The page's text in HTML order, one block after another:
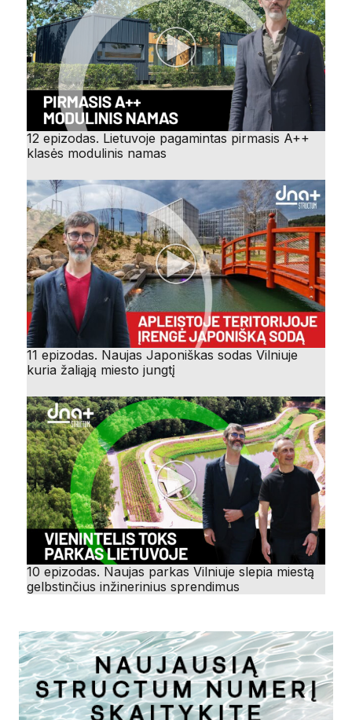
12 epizodas. Lietuvoje pagamintas pirmasis A++
klasės modulinis namas
11 epizodas. Naujas Japoniškas sodas Vilniuje
kuria žaliąją miesto jungtį
10 epizodas. Naujas parkas Vilniuje slepia miestą
gelbstinčius inžinerinius sprendimus